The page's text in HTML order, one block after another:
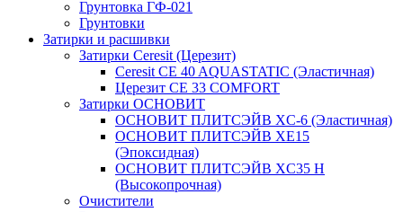
Грунтовка ГФ-021
Грунтовки
Затирки и расшивки
Затирки Ceresit (Церезит)
Ceresit CE 40 AQUASTATIC (Эластичная)
Церезит CE 33 COMFORT
Затирки ОСНОВИТ
ОСНОВИТ ПЛИТСЭЙВ XC-6 (Эластичная)
ОСНОВИТ ПЛИТСЭЙВ XЕ15
(Эпоксидная)
ОСНОВИТ ПЛИТСЭЙВ XС35 Н
(Высокопрочная)
Очистители